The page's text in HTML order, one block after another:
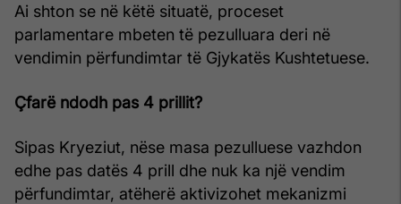
Ai shton se në këtë situatë, proceset
parlamentare mbeten të pezulluara deri në
vendimin përfundimtar të Gjykatës Kushtetuese.
Çfarë ndodh pas 4 prillit?
Sipas Kryeziut, nëse masa pezulluese vazhdon
edhe pas datës 4 prill dhe nuk ka një vendim
përfundimtar, atëherë aktivizohet mekanizmi